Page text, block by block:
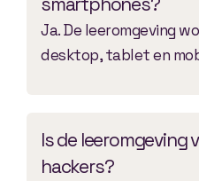
Ja. De leeromgeving
desktop, tablet en
Is de leeromgeving
hackers?